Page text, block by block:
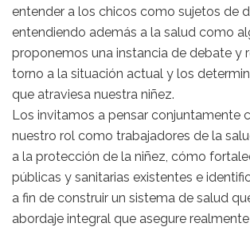
entender a los chicos como sujetos de
entendiendo además a la salud como
proponemos una instancia de debate y
torno a la situación actual y los
que atraviesa nuestra niñez.
Los invitamos a pensar conjuntamente
nuestro rol como trabajadores de la
a la protección de la niñez, cómo
públicas y sanitarias existentes e
a fin de construir un sistema de salud
abordaje integral que asegure